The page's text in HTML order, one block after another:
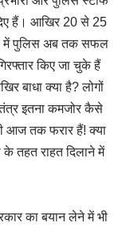
हैं। आखिर 20 से 25
में पुलिस अब तक सफल
किए जा चुके हैं
बाधा क्या है? लोगों
इतना कमजोर कैसे
आज तक फरार हैं! क्या
के तहत राहत दिलाने में
का बयान लेने में भी